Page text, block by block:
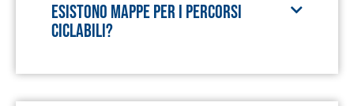
Esistono mappe per i percorsi
ciclabili?